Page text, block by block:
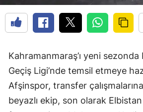
Kahramanmaraş’ı yeni
Geçiş Ligi’nde temsil etmeye
Afşinspor, transfer
beyazlı ekip, son olarak